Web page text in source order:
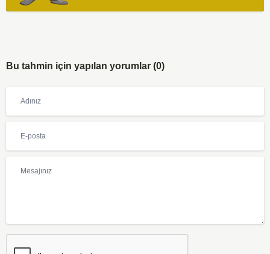
Bu tahmin için yapılan yorumlar (0)